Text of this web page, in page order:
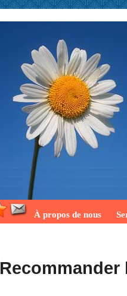
À propos de nous
Recommander